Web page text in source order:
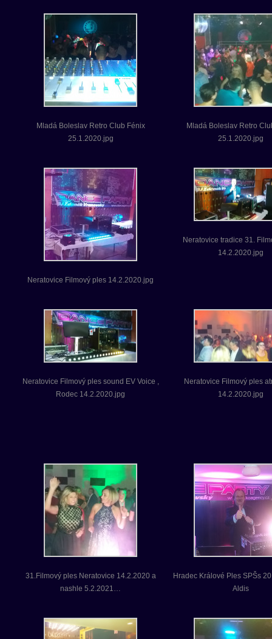
Mladá Boleslav Retro Club Fénix
25.1.2020.jpg
Mladá Boleslav Retro
25.1.2020.jpg
Neratovice Filmový ples 14.2.2020.jpg
Neratovice tradice 31.
14.2.2020.jpg
Neratovice Filmový ples sound EV Voice ,
Rodec 14.2.2020.jpg
Neratovice Filmový ples
14.2.2020.jpg
31.Filmový ples Neratovice 14.2.2020 a
nashle 5.2.2021…
Hradec Králové Ples SPŠs
Aldis